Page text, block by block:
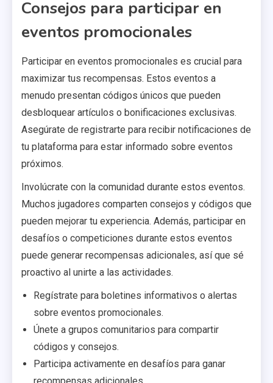
Consejos para participar en
eventos promocionales
Participar en eventos promocionales es crucial para
maximizar tus recompensas. Estos eventos a
menudo presentan códigos únicos que pueden
desbloquear artículos o bonificaciones exclusivas.
Asegúrate de registrarte para recibir notificaciones de
tu plataforma para estar informado sobre eventos
próximos.
Involúcrate con la comunidad durante estos eventos.
Muchos jugadores comparten consejos y códigos que
pueden mejorar tu experiencia. Además, participar en
desafíos o competiciones durante estos eventos
puede generar recompensas adicionales, así que sé
proactivo al unirte a las actividades.
Regístrate para boletines informativos o alertas
sobre eventos promocionales.
Únete a grupos comunitarios para compartir
códigos y consejos.
Participa activamente en desafíos para ganar
recompensas adicionales.